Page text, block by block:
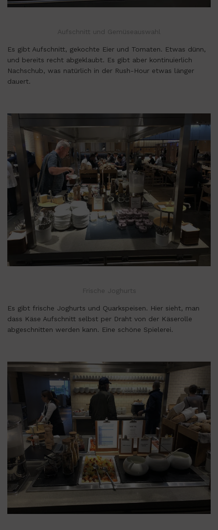
Aufschnitt und Gemüseauswahl
Es gibt Aufschnitt, gekochte Eier und Tomaten. Etwas dünn,
und bereits recht abgeklaubt. Es gibt aber kontinuierlich
Nachschub, was natürlich in der Rush-Hour etwas länger
dauert.
Frische Joghurts
Es gibt frische Joghurts und Quarkspeisen. Hier sieht, man
dass Käse Aufschnitt selbst per Draht von der Käserolle
abgeschnitten werden kann. Eine schöne Spielerei.